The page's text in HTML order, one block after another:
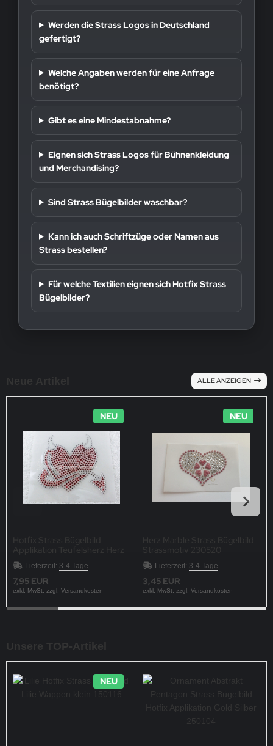
Werden die Strass Logos in Deutschland
gefertigt?
Welche Angaben werden für eine Anfrage
benötigt?
Gibt es eine Mindestabnahme?
Eignen sich Strass Logos für Bühnenkleidung
und Merchandising?
Sind Strass Bügelbilder waschbar?
Kann ich auch Schriftzüge oder Namen aus
Strass bestellen?
Für welche Textilien eignen sich Hotfix Strass
Bügelbilder?
ALLE ANZEIGEN
NEU
Applikation Teufelsherz Herz
Teufel 150126
Lieferzeit: 3-4 Tage
7,95 EUR
exkl. MwSt. zzgl. Versandkosten
NEU
Strassmotiv 230520
Lieferzeit: 3-4 Tage
3,45 EUR
exkl. MwSt. zzgl. Versandkosten
Unsere TOP-Artikel
NEU